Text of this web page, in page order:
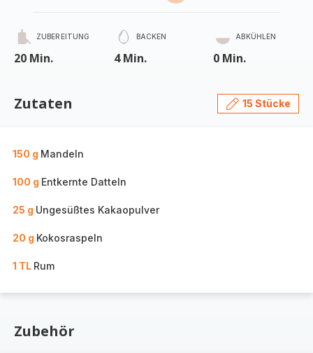
ZUBEREITUNG
20 Min.
BACKEN
4 Min.
ABKÜHLEN
0 Min.
Zutaten 15 Stücke
150 g Mandeln
100 g Entkernte Datteln
25 g Ungesüßtes Kakaopulver
20 g Kokosraspeln
1 TL Rum
Zubehör